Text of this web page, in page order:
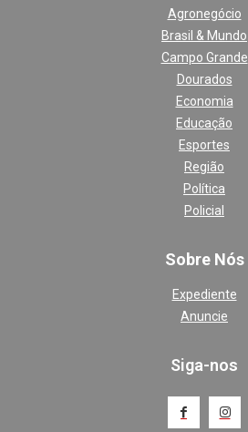
Agronegócio
Brasil & Mundo
Campo Grande
Dourados
Economia
Educação
Esportes
Região
Política
Policial
Sobre Nós
Expediente
Anuncie
Siga-nos